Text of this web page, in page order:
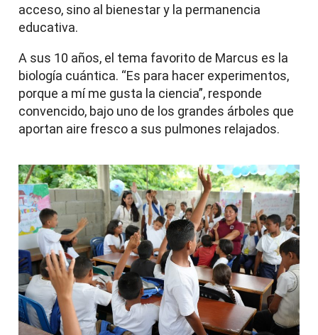
acceso, sino al bienestar y la permanencia
educativa.
A sus 10 años, el tema favorito de Marcus es la
biología cuántica. “Es para hacer experimentos,
porque a mí me gusta la ciencia”, responde
convencido, bajo uno de los grandes árboles que
aportan aire fresco a sus pulmones relajados.